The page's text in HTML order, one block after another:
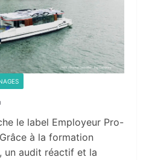
le label Employeur Pro-
à la formation
un audit réactif et la